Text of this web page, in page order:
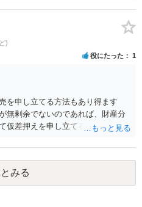
)
役にたった 1
を申し立てる方法もあり得ます
無剰余でないのであれば、財産分
仮差押えを申し立てる（法的には
のであれば、担当弁護士とよく相
みる